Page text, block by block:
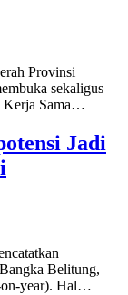
Provinsi
sekaligus
Kerja Sama…
Jadi
Belitung,
on-year). Hal…